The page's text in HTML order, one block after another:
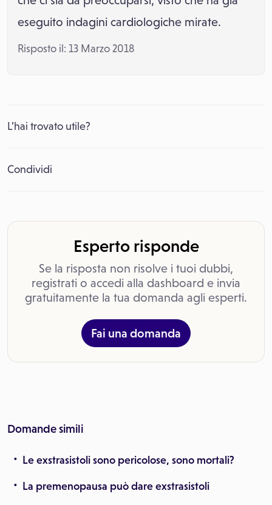
eseguito indagini cardiologiche mirate.
Risposto il: 13 Marzo 2018
L’hai trovato utile?
Condividi
Esperto risponde
Se la risposta non risolve i tuoi dubbi,
registrati o accedi alla dashboard e invia
gratuitamente la tua domanda agli esperti.
Fai una domanda
Domande simili
Le exstrasistoli sono pericolose, sono mortali?
La premenopausa può dare exstrasistoli